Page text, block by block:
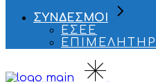
ΣΥΝΔΕΣΜΟΙ
ΕΣΕΕ